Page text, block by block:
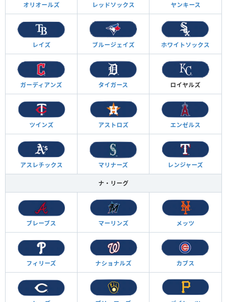
オリオールズ レッドソックス ヤンキース
レイズ ブルージェイズ ホワイトソックス
ガーディアンズ タイガース ロイヤルズ
ツインズ アストロズ エンゼルス
アスレチックス マリナーズ レンジャーズ
ナ・リーグ
ブレーブス マーリンズ メッツ
フィリーズ ナショナルズ カブス